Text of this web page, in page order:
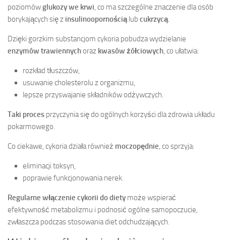
poziomówglukozy we krwi, co ma szczególne znaczenie dla osób
borykających się z insulinoopornościąlub cukrzycą.
Dzięki gorzkim substancjom cykoria pobudza wydzielanie
enzymów trawiennychoraz kwasów żółciowych, co ułatwia:
rozkład tłuszczów,
usuwanie cholesterolu z organizmu,
lepsze przyswajanie składników odżywczych.
Taki proces przyczynia się do ogólnych korzyści dla zdrowia układu
pokarmowego.
Co ciekawe, cykoria działa również moczopędnie, co sprzyja:
eliminacji toksyn,
poprawie funkcjonowania nerek.
Regularne włączenie cykorii do diety może wspierać
efektywność metabolizmu i podnosić ogólne samopoczucie,
zwłaszcza podczas stosowania diet odchudzających.